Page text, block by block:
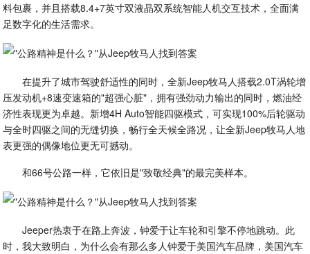
料包裹，并且搭载8.4+7英寸双液晶双系统智能人机交互技术，全面满
足数字化的生活需求。
在提升了城市驾驶舒适性的同时，全新Jeep牧马人搭载2.0T涡轮增
压发动机+8速变速箱的"超强心脏"，拥有强劲动力输出的同时，燃油经
济性表现更为卓越。新增4H Auto智能四驱模式，可实现100%后轮驱动
与全时四驱之间的无缝切换，畅行全天候全路况，让全新Jeep牧马人地
表更强的偶像地位更无可撼动。
和66号公路一样，它依旧是"致敬经典"的最完美样本。
Jeeper热衷于在路上奔波，钟爱于让车轮和引擎不停地跳动。此
时，我大致明白，为什么会有那么多人钟爱于美国汽车品牌，美国汽车